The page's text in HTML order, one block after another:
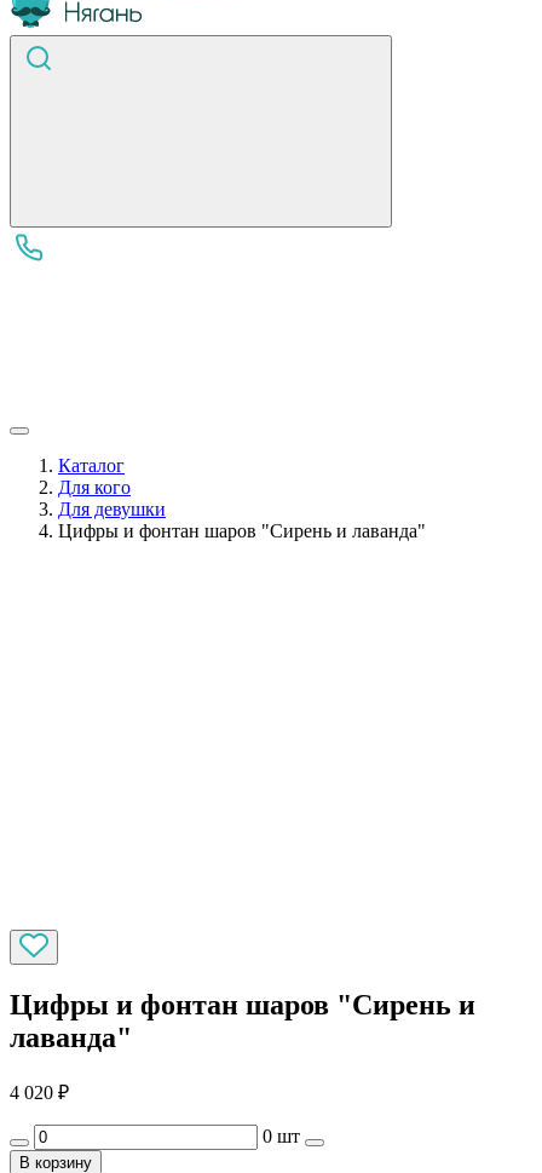
Каталог
Для кого
Для девушки
Цифры и фонтан шаров "Сирень и лаванда"
Цифры и фонтан шаров "Сирень и
лаванда"
4 020 ₽
0 шт
В корзину